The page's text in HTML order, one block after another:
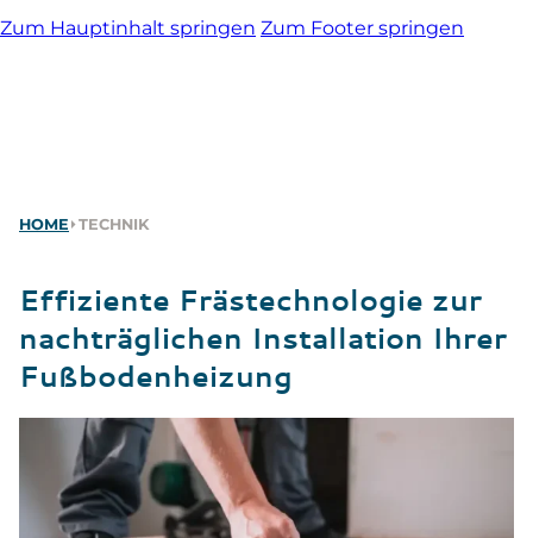
Zum Hauptinhalt springen Zum Footer springen
HOME ⏵TECHNIK
Effiziente Frästechnologie zur
nachträglichen Installation Ihrer
Fußbodenheizung